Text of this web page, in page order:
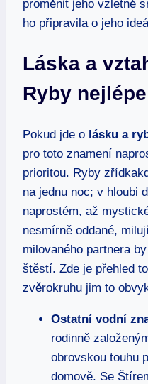
proměnit jeho vzletné
ho připravila o jeho
Láska a
Ryby
Pokud jde o lásku a
pro toto znamení
prioritou. Ryby
na jednu noc; v hloubi
naprostém, až
nesmírně oddané,
milovaného partnera
štěstí. Zde je přehled
zvěrokruhu jim to
Ostatní vodní
rodinně
obrovskou touhu
domově. Se